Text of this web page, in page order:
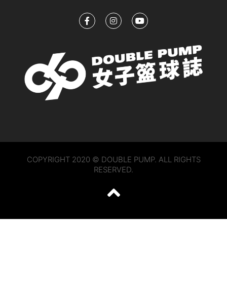
COPYRIGHT 2020 © DOUBLE PUMP. ALL RIGHTS
RESERVED.